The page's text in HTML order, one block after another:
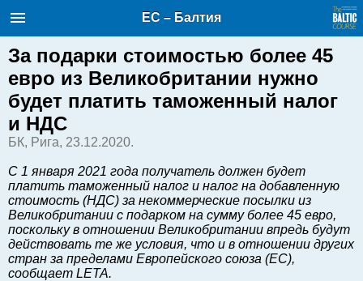
Балтийский курс. Новости и
аналитика
English
Очерки по новейшей истории
Хорошо для дела
Аналитика
Инвестиции
Транспорт
Энергетика
ЕС – Балтия
За подарки стоимостью более 45
евро из Великобритании нужно
будет платить таможенный налог
и НДС
БК, Рига, 23.12.2020.
С 1 января 2021 года получатель должен будет
платить таможенный налог и налог на добавленную
стоимость (НДС) за некоммерческие посылки из
Великобритании с подарком на сумму более 45 евро,
поскольку в отношении Великобритании впредь будут
действовать те же условия, что и в отношении других
стран за пределами Европейского союза (ЕС),
сообщает LETA.